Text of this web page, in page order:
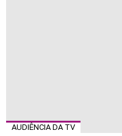
AUDIÊNCIA DA TV